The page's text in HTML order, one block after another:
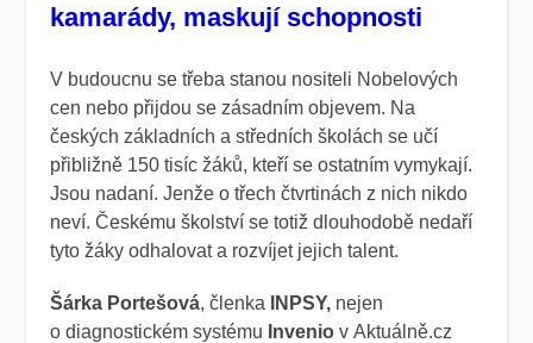
kamarády, maskují schopnosti
V budoucnu se třeba stanou nositeli Nobelových
cen nebo přijdou se zásadním objevem. Na
českých základních a středních školách se učí
přibližně 150 tisíc žáků, kteří se ostatním vymykají.
Jsou nadaní. Jenže o třech čtvrtinách z nich nikdo
neví. Českému školství se totiž dlouhodobě nedaří
tyto žáky odhalovat a rozvíjet jejich talent.
Šárka Portešová, členka INPSY, nejen
o diagnostickém systému Invenio v Aktuálně.cz